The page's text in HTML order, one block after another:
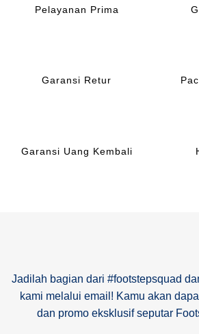
Pelayanan Prima
Garansi Retur
Garansi Uang Kembali
Jadilah bagian dari #footstepsquad
kami melalui email! Kamu akan
dan promo eksklusif seputar